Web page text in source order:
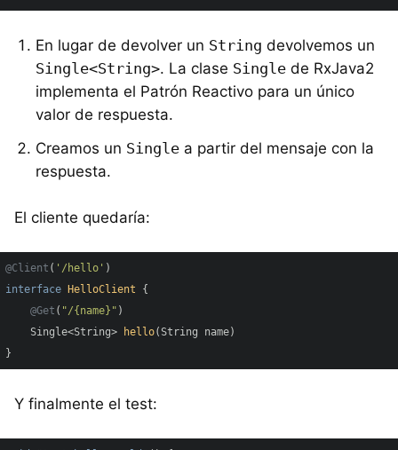
En lugar de devolver un String devolvemos un
Single<String>. La clase Single de RxJava2
implementa el Patrón Reactivo para un único
valor de respuesta.
Creamos un Single a partir del mensaje con la
respuesta.
El cliente quedaría:
@Client ( '/hello'
interface
HelloClient
{
@Get ( "/{name}" )
Single<String>
hello(String name)
}
Y finalmente el test: